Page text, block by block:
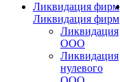
Ликвидация фирм
Ликвидация фирм
Ликвидация
ООО
Ликвидация
нулевого